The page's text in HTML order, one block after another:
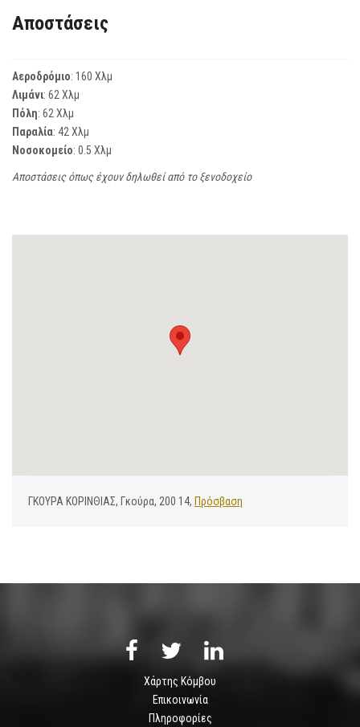
Αποστάσεις
Αεροδρόμιο: 160 Χλμ
Λιμάνι: 62 Χλμ
Πόλη: 62 Χλμ
Παραλία: 42 Χλμ
Νοσοκομείο: 0.5 Χλμ
Αποστάσεις όπως έχουν δηλωθεί από το ξενοδοχείο
ΓΚΟΥΡΑ ΚΟΡΙΝΘΙΑΣ, Γκούρα, 200 14, Πρόσβαση
Χάρτης Κόμβου
Επικοινωνία
Πληροφορίες